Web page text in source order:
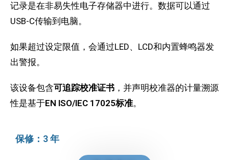
记录是在非易失性电子存储器中进行。数据可以通过
USB-C传输到电脑。
如果超过设定限值，会通过LED、LCD和内置蜂鸣器发
出警报。
该设备包含可追踪校准证书 ，并声明校准器的计量溯源
性是基于EN ISO/IEC 17025标准。
保修：3 年